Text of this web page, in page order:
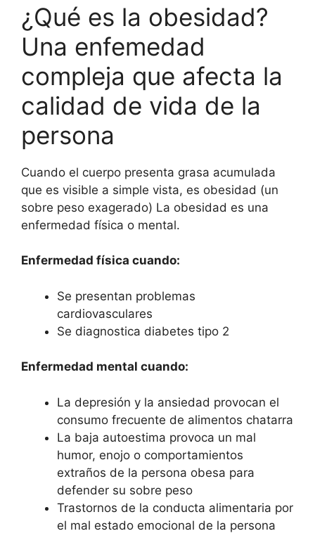
¿Qué es la obesidad?
Una enfemedad
compleja que afecta la
calidad de vida de la
persona
Cuando el cuerpo presenta grasa acumulada
que es visible a simple vista, es obesidad (un
sobre peso exagerado) La obesidad es una
enfermedad física o mental.
Enfermedad física cuando:
Se presentan problemas
cardiovasculares
Se diagnostica diabetes tipo 2
Enfermedad mental cuando:
La depresión y la ansiedad provocan el
consumo frecuente de alimentos chatarra
La baja autoestima provoca un mal
humor, enojo o comportamientos
extraños de la persona obesa para
defender su sobre peso
Trastornos de la conducta alimentaria por
el mal estado emocional de la persona